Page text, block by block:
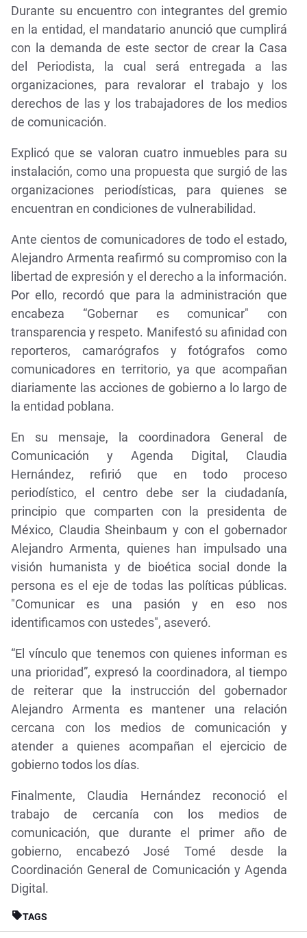
Durante su encuentro con integrantes del gremio
en la entidad, el mandatario anunció que cumplirá
con la demanda de este sector de crear la Casa
del Periodista, la cual será entregada a las
organizaciones, para revalorar el trabajo y los
derechos de las y los trabajadores de los medios
de comunicación.
Explicó que se valoran cuatro inmuebles para su
instalación, como una propuesta que surgió de las
organizaciones periodísticas, para quienes se
encuentran en condiciones de vulnerabilidad.
Ante cientos de comunicadores de todo el estado,
Alejandro Armenta reafirmó su compromiso con la
libertad de expresión y el derecho a la información.
Por ello, recordó que para la administración que
encabeza “Gobernar es comunicar" con
transparencia y respeto. Manifestó su afinidad con
reporteros, camarógrafos y fotógrafos como
comunicadores en territorio, ya que acompañan
diariamente las acciones de gobierno a lo largo de
la entidad poblana.
En su mensaje, la coordinadora General de
Comunicación y Agenda Digital, Claudia
Hernández, refirió que en todo proceso
periodístico, el centro debe ser la ciudadanía,
principio que comparten con la presidenta de
México, Claudia Sheinbaum y con el gobernador
Alejandro Armenta, quienes han impulsado una
visión humanista y de bioética social donde la
persona es el eje de todas las políticas públicas.
"Comunicar es una pasión y en eso nos
identificamos con ustedes", aseveró.
“El vínculo que tenemos con quienes informan es
una prioridad”, expresó la coordinadora, al tiempo
de reiterar que la instrucción del gobernador
Alejandro Armenta es mantener una relación
cercana con los medios de comunicación y
atender a quienes acompañan el ejercicio de
gobierno todos los días.
Finalmente, Claudia Hernández reconoció el
trabajo de cercanía con los medios de
comunicación, que durante el primer año de
gobierno, encabezó José Tomé desde la
Coordinación General de Comunicación y Agenda
Digital.
TAGS